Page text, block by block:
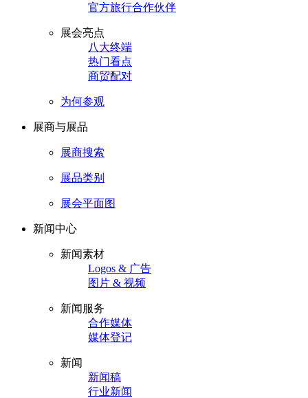
官方旅行合作伙伴
展会亮点
八大终端
热门看点
商贸配对
为何参观
展商与展品
展商搜索
展品类别
展会平面图
新闻中心
新闻素材
Logos & 广告
图片 & 视频
新闻服务
合作媒体
媒体登记
新闻
新闻稿
行业新闻